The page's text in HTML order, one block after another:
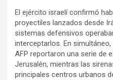
El ejército israelí confirmó
proyectiles lanzados desde
sistemas defensivos
interceptarlos. En
AFP reportaron una serie de
Jerusalén, mientras las
principales centros urbanos